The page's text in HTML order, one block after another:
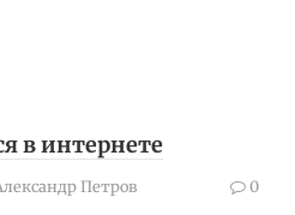
в интернете
Петров 0